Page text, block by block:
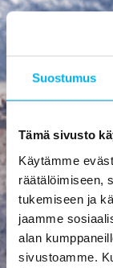
Suostumus
Tämä sivusto
Käytämme
räätälöimiseen,
tukemiseen ja
jaamme
alan
sivustoamme.